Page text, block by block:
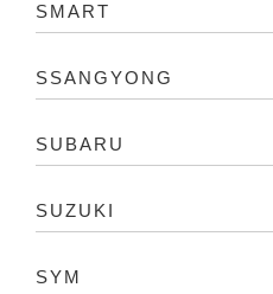
SMART
SSANGYONG
SUBARU
SUZUKI
SYM